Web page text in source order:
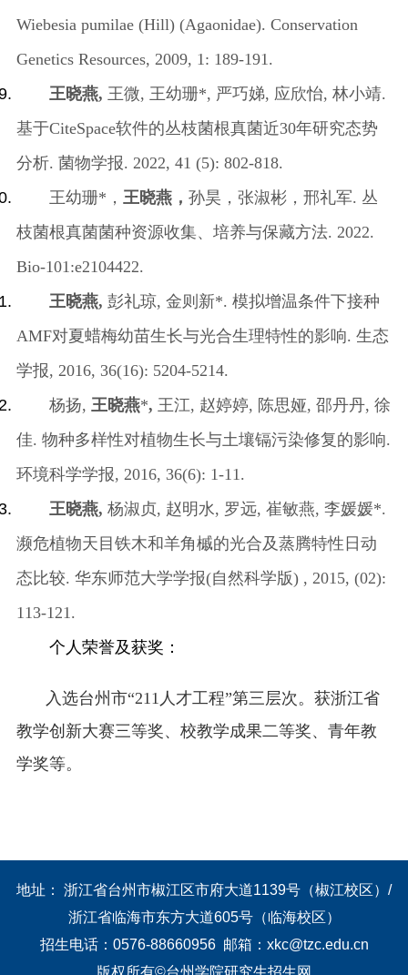
Wiebesia pumilae (Hill) (Agaonidae). Conservation
Genetics Resources, 2009, 1: 189-191.
王晓燕, 王微, 王幼珊*, 严巧娣, 应欣怡, 林小靖.
基于CiteSpace软件的丛枝菌根真菌近30年研究态势
分析. 菌物学报. 2022, 41 (5): 802-818.
王幼珊* ， 王晓燕， 孙昊，张淑彬，邢礼军. 丛
枝菌根真菌菌种资源收集、培养与保藏方法. 2022.
Bio-101 :e2104422.
王晓燕, 彭礼琼, 金则新*. 模拟增温条件下接种
AMF对夏蜡梅幼苗生长与光合生理特性的影响. 生态
学报, 2016, 36(16): 5204-5214.
杨扬, 王晓燕*, 王江, 赵婷婷, 陈思娅, 邵丹丹, 徐
佳. 物种多样性对植物生长与土壤镉污染修复的影响.
环境科学学报, 2016, 36(6): 1-11.
王晓燕, 杨淑贞, 赵明水, 罗远, 崔敏燕, 李媛媛*.
濒危植物天目铁木和羊角槭的光合及蒸腾特性日动
态比较. 华东师范大学学报(自然科学版) , 2015, (02):
113-121.
个人荣誉及获奖：
入选台州市“211人才工程”第三层次。 获浙江省
教学创新大赛三等奖、校教学成果二等奖、青年教
学奖等。
地址： 浙江省台州市椒江区市府大道1139号（椒江校区）/
浙江省临海市东方大道605号（临海校区）
招生电话：0576-88660956 邮箱：xkc@tzc.edu.cn
版权所有©台州学院研究生招生网